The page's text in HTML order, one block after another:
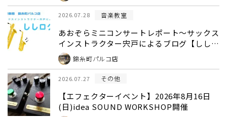
2026.07.28 音楽教室
あおぞらミニコンサートレポート～サックス
インストラクター宍戸によるブログ【ししロ
グ】第3回～
錦糸町パルコ店
2026.07.27 その他
【エフェクターイベント】2026年8月16日
(日)idea SOUND WORKSHOP開催